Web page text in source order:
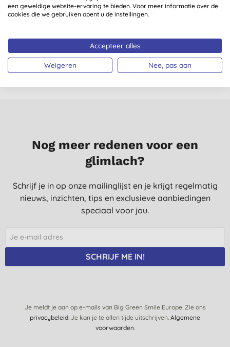
Dr. Hauschka
Regeneratie
KOPEN
Dr. Hauschka
Regeneratie
€ 65,40
Nog meer redenen voor een
glimlach?
Schrijf je in op onze mailinglijst en je krijgt regelmatig
nieuws, inzichten, tips en exclusieve aanbiedingen
speciaal voor jou.
SCHRIJF ME IN!
Je meldt je aan op e-mails van Big Green Smile Europe. Zie ons
privacybeleid. Je kan je te allen tijde uitschrijven. Algemene
voorwaarden.
een geweldige website-ervaring te bieden. Voor meer informatie over de
cookies die we gebruiken opent u de instellingen.
Accepteer alles
Weigeren Nee, pas aan